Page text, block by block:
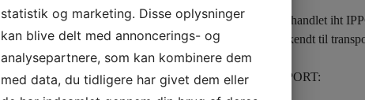
Pallen er varmebehandlet iht
og er således godkendt til
VEDR. TRANSPORT:
statistik og marketing. Disse oplysninger
kan blive delt med annoncerings- og
analysepartnere, som kan kombinere dem
med data, du tidligere har givet dem eller